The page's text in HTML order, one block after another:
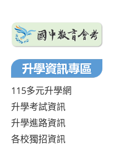
115多元升學網
升學考試資訊
升學進路資訊
各校獨招資訊